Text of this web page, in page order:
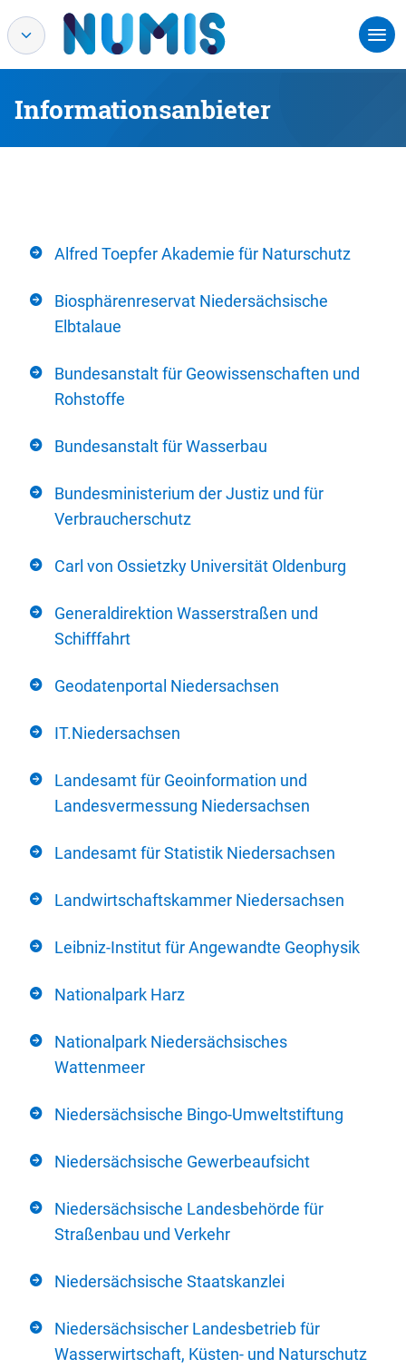
Informationsanbieter
Alfred Toepfer Akademie für Naturschutz
Biosphärenreservat Niedersächsische
Elbtalaue
Bundesanstalt für Geowissenschaften und
Rohstoffe
Bundesanstalt für Wasserbau
Bundesministerium der Justiz und für
Verbraucherschutz
Carl von Ossietzky Universität Oldenburg
Generaldirektion Wasserstraßen und
Schifffahrt
Geodatenportal Niedersachsen
IT.Niedersachsen
Landesamt für Geoinformation und
Landesvermessung Niedersachsen
Landesamt für Statistik Niedersachsen
Landwirtschaftskammer Niedersachsen
Leibniz-Institut für Angewandte Geophysik
Nationalpark Harz
Nationalpark Niedersächsisches
Wattenmeer
Niedersächsische Bingo-Umweltstiftung
Niedersächsische Gewerbeaufsicht
Niedersächsische Landesbehörde für
Straßenbau und Verkehr
Niedersächsische Staatskanzlei
Niedersächsischer Landesbetrieb für
Wasserwirtschaft, Küsten- und Naturschutz